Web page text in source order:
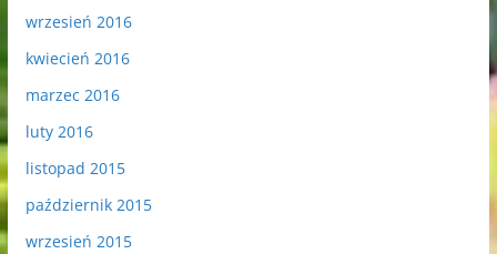
wrzesień 2016
kwiecień 2016
marzec 2016
luty 2016
listopad 2015
październik 2015
wrzesień 2015